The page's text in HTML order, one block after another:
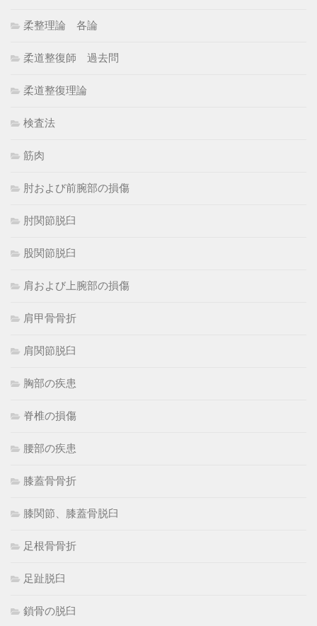
柔整理論 各論
柔道整復師 過去問
柔道整復理論
検査法
筋肉
肘および前腕部の損傷
肘関節脱臼
股関節脱臼
肩および上腕部の損傷
肩甲骨骨折
肩関節脱臼
胸部の疾患
脊椎の損傷
腰部の疾患
膝蓋骨骨折
膝関節、膝蓋骨脱臼
足根骨骨折
足趾脱臼
鎖骨の脱臼